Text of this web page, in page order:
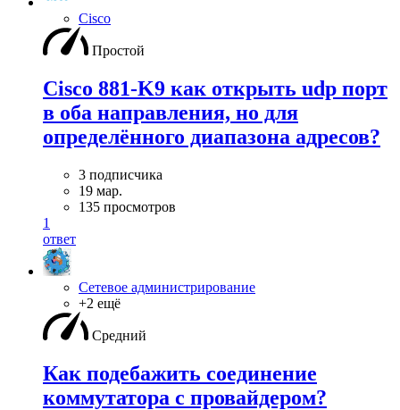
Cisco
Простой
Cisco 881-K9 как открыть udp порт
в оба направления, но для
определённого диапазона адресов?
3 подписчика
19 мар.
135 просмотров
1
ответ
Сетевое администрирование
+2 ещё
Средний
Как подебажить соединение
коммутатора с провайдером?